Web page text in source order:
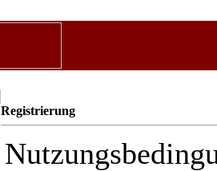
Registrierung